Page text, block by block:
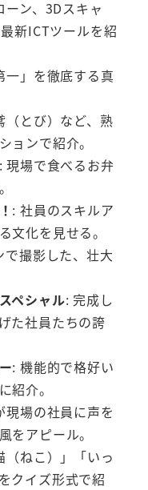
ーン、3Dスキャ
新ICTツールを紹
一」を徹底する真
（とび）など、熟
ョンで紹介。
: 現場で食べるお弁
: 社員のスキルア
文化を見せる。
で撮影した、壮大
ペシャル: 完成し
た社員たちの誇
: 機能的で格好い
紹介。
現場の社員に声を
をアピール。
（ねこ）」「いっ
クイズ形式で紹